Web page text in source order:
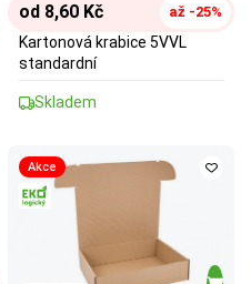
od 8,60 Kč až -25%
Kartonová krabice 5VVL
standardní
Skladem
Akce